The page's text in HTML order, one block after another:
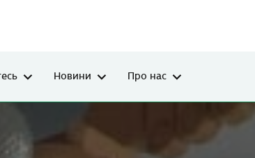
Новини Про нас